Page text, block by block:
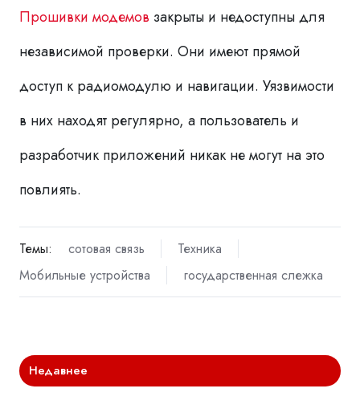
Прошивки модемов закрыты и недоступны для
независимой проверки. Они имеют прямой
доступ к радиомодулю и навигации. Уязвимости
в них находят регулярно, а пользователь и
разработчик приложений никак не могут на это
повлиять.
Темы: сотовая связь
Техника
Мобильные устройства
государственная слежка
Недавнее